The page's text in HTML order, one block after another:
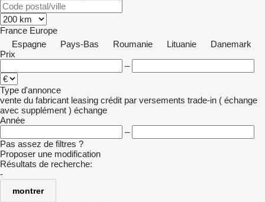
France Europe
Espagne
Pays-Bas Roumanie Lituanie
Danemark
Prix
–
Type d'annonce
vente du fabricant leasing crédit par versements trade-in ( échange
avec supplément ) échange
Année
–
Pas assez de filtres ?
Proposer une modification
Résultats de recherche:
-
montrer